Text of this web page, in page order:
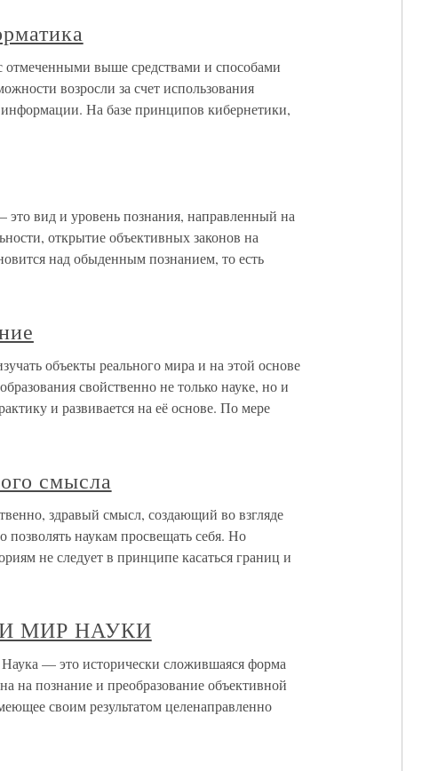
выше средствами и способами
возросли за счет использования
На базе принципов кибернетики,
вид и уровень познания, направленный на
открытие объективных законов на
над обыденным познанием, то есть
объекты реального мира и на этой основе
свойственно не только науке, но и
и развивается на её основе. По мере
смысла
здравый смысл, создающий во взгляде
наукам просвещать себя. Но
не следует в принципе касаться границ и
МИР НАУКИ
— это исторически сложившаяся форма
на познание и преобразование объективной
своим результатом целенаправленно